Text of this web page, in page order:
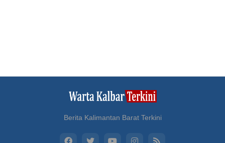
Berita Kalimantan Barat Terkini